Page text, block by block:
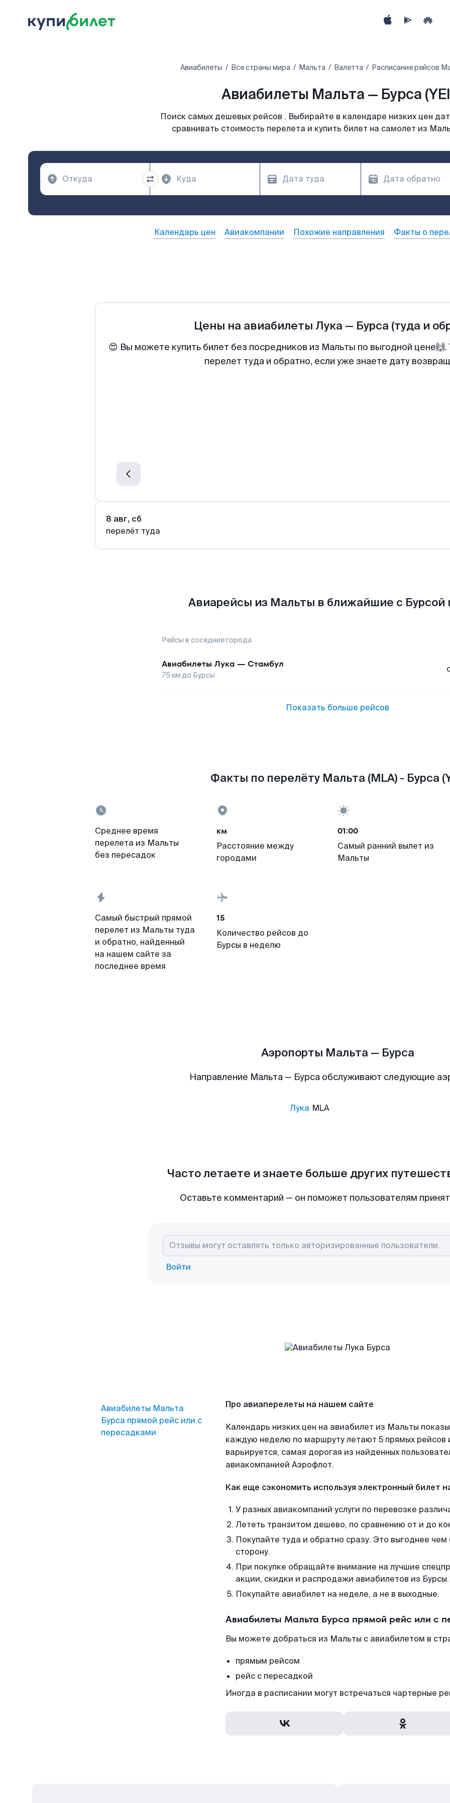
Авиабилеты Все страны мира Мальта Валетта Расписание рейсов
Авиабилеты Мальта — Бурса
Поиск самых дешевых рейсов . Выбирайте в календаре низких цен
сравнивать стоимость перелета и купить билет на самолет из
Календарь цен Авиакомпании Похожие направления Факты о
Цены на авиабилеты Лука — Бурса (туда и
😍 Вы можете купить билет без посредников из Мальты по выгодной
перелет туда и обратно, если уже знаете дату
8 авг, сб
перелёт туда
Авиарейсы из Мальты в ближайшие с Бурсой
Рейсы в соседние города
Авиабилеты Лука — Стамбул
75 км до Бурсы
Показать больше рейсов
Факты по перелёту Мальта (MLA) - Бурса
Среднее время
перелета из Мальты
без пересадок
км
Расстояние между
городами
01:00
Самый ранний вылет из
Мальты
Самый быстрый прямой
перелет из Мальты туда
и обратно, найденный
на нашем сайте за
последнее время
15
Количество рейсов до
Бурсы в неделю
Аэропорты Мальта — Бурса
Направление Мальта — Бурса обслуживают следующие
Лука MLA
Часто летаете и знаете больше других
Оставьте комментарий — он поможет пользователям
Войти
Авиабилеты Мальта
Бурса прямой рейс или с
пересадками
Про авиаперелеты на нашем сайте
Календарь низких цен на авиабилет из Мальты
каждую неделю по маршруту летают 5 прямых рейсов
варьируется, самая дорогая из найденных
авиакомпанией Аэрофлот.
Как еще сэкономить используя электронный билет
У разных авиакомпаний услуги по перевозке
Лететь транзитом дешево, по сравнению от и до
Покупайте туда и обратно сразу. Это выгоднее
сторону.
При покупке обращайте внимание на лучшие
акции, скидки и распродажи авиабилетов из Бурсы.
Покупайте авиабилет на неделе, а не в выходные.
Авиабилеты Мальта Бурса прямой рейс или с
Вы можете добраться из Мальты с авиабилетом в
прямым рейсом
рейс с пересадкой
Иногда в расписании могут встречаться чартерные